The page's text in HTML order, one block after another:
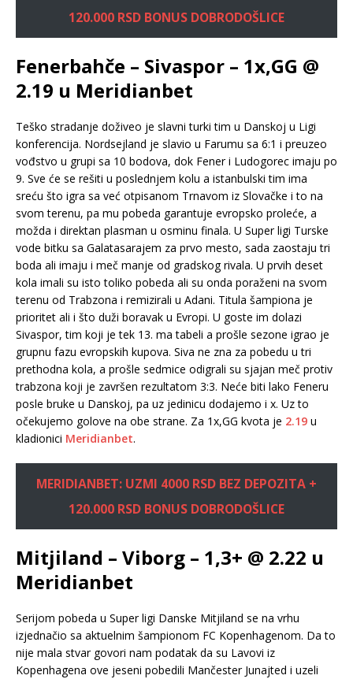
120.000 RSD BONUS DOBRODOŠLICE
Fenerbahče – Sivaspor – 1x,GG @
2.19 u Meridianbet
Teško stradanje doživeo je slavni turki tim u Danskoj u Ligi
konferencija. Nordsejland je slavio u Farumu sa 6:1 i preuzeo
vođstvo u grupi sa 10 bodova, dok Fener i Ludogorec imaju po
9. Sve će se rešiti u poslednjem kolu a istanbulski tim ima
sreću što igra sa već otpisanom Trnavom iz Slovačke i to na
svom terenu, pa mu pobeda garantuje evropsko proleće, a
možda i direktan plasman u osminu finala. U Super ligi Turske
vode bitku sa Galatasarajem za prvo mesto, sada zaostaju tri
boda ali imaju i meč manje od gradskog rivala. U prvih deset
kola imali su isto toliko pobeda ali su onda poraženi na svom
terenu od Trabzona i remizirali u Adani. Titula šampiona je
prioritet ali i što duži boravak u Evropi. U goste im dolazi
Sivaspor, tim koji je tek 13. ma tabeli a prošle sezone igrao je
grupnu fazu evropskih kupova. Siva ne zna za pobedu u tri
prethodna kola, a prošle sedmice odigrali su sjajan meč protiv
trabzona koji je završen rezultatom 3:3. Neće biti lako Feneru
posle bruke u Danskoj, pa uz jedinicu dodajemo i x. Uz to
očekujemo golove na obe strane. Za 1x,GG kvota je 2.19 u
kladionici Meridianbet.
MERIDIANBET: UZMI 4000 RSD BEZ DEPOZITA +
120.000 RSD BONUS DOBRODOŠLICE
Mitjiland – Viborg – 1,3+ @ 2.22 u
Meridianbet
Serijom pobeda u Super ligi Danske Mitjiland se na vrhu
izjednačio sa aktuelnim šampionom FC Kopenhagenom. Da to
nije mala stvar govori nam podatak da su Lavovi iz
Kopenhagena ove jeseni pobedili Mančester Junajted i uzeli